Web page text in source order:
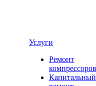
Услуги
Ремонт
компрессоров
Капитальный